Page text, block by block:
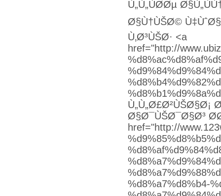
Ù„Ù„ÙØ­Øµ
Ø§Ù†ÙŠØ©
Ù‚Ø³ÙŠØ· <a
href="http://
Ø§Ø¯ÙŠØ¯Ø§Ø³
href="http://
%d8%a7%d8%b4-